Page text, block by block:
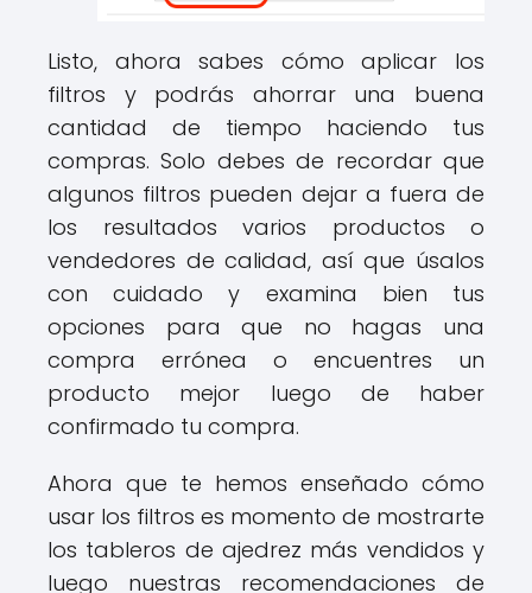
Listo, ahora sabes cómo aplicar los
filtros y podrás ahorrar una buena
cantidad de tiempo haciendo tus
compras. Solo debes de recordar que
algunos filtros pueden dejar a fuera de
los resultados varios productos o
vendedores de calidad, así que úsalos
con cuidado y examina bien tus
opciones para que no hagas una
compra errónea o encuentres un
producto mejor luego de haber
confirmado tu compra.
Ahora que te hemos enseñado cómo
usar los filtros es momento de mostrarte
los tableros de ajedrez más vendidos y
luego nuestras recomendaciones de